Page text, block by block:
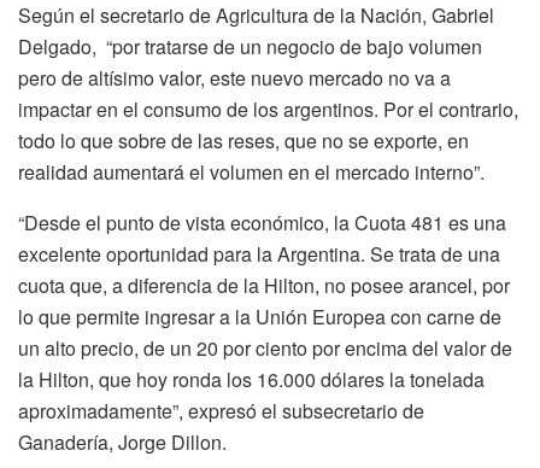
Según el secretario de Agricultura de la Nación, Gabriel
Delgado, “por tratarse de un negocio de bajo volumen
pero de altísimo valor, este nuevo mercado no va a
impactar en el consumo de los argentinos. Por el contrario,
todo lo que sobre de las reses, que no se exporte, en
realidad aumentará el volumen en el mercado interno”.
“Desde el punto de vista económico, la Cuota 481 es una
excelente oportunidad para la Argentina. Se trata de una
cuota que, a diferencia de la Hilton, no posee arancel, por
lo que permite ingresar a la Unión Europea con carne de
un alto precio, de un 20 por ciento por encima del valor de
la Hilton, que hoy ronda los 16.000 dólares la tonelada
aproximadamente”, expresó el subsecretario de
Ganadería, Jorge Dillon.